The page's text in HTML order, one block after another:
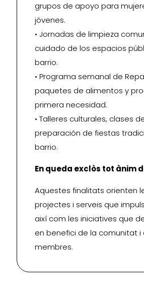
grupos de apoyo para
jóvenes.
• Jornadas de limpieza
cuidado de los espacios
barrio.
• Programa semanal de
paquetes de alimentos y
primera necesidad.
• Talleres culturales, clases
preparación de fiestas
barrio.
En queda exclòs tot ànim
Aquestes finalitats orienten
projectes i serveis que
així com les iniciatives que
en benefici de la comunitat i
membres.